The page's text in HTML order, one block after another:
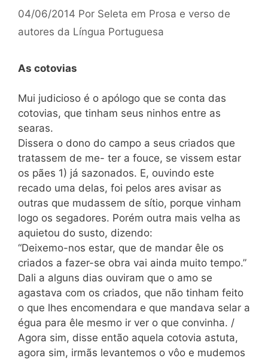
04/06/2014 Por Seleta em Prosa e verso de
autores da Língua Portuguesa
As cotovias
Mui judicioso é o apólogo que se conta das
cotovias, que ti­nham seus ninhos entre as
searas.
Dissera o dono do campo a seus criados que
tratassem de me- ter a fouce, se vissem estar
os pães 1) já sazonados. E, ouvindo este
recado uma delas, foi pelos ares avisar as
outras que mu­dassem de sítio, porque vinham
logo os segadores. Porém outra mais velha as
aquietou do susto, dizendo:
“Deixemo-nos estar, que de mandar êle os
criados a fazer-se obra vai ainda muito tempo.”
Dali a alguns dias ouviram que o amo se
agastava com os criados, que não tinham feito
o que lhes encomendara e que man­dava selar a
égua para êle mesmo ir ver o que convinha. /
Agora sim, disse então aquela cotovia astuta,
agora sim, ir­mãs levantemos o vôo e mudemos